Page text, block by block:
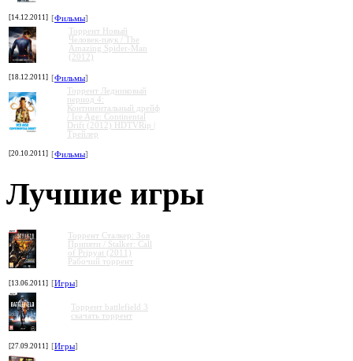
[14.12.2011] [Фильмы]
Торрент Новый
Человек-паук / The
Amazing Spider-Man
(2012)
[18.12.2011] [Фильмы]
Торрент Ледниковый
период 4:
Континентальный дрейф
/ Ice Age: Continental
Drift (2012) HDTVRip |
Трейлер
[20.10.2011] [Фильмы]
Лучшие игры
Торрент Сталкер: Зов
Припяти / Stalker: Call
of Pripyat (2011)
Рабочий торрент
[13.06.2011] [Игры]
Торрент battlefield 3
скачать торрент
[27.09.2011] [Игры]